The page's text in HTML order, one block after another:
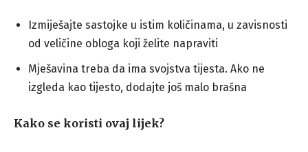
Izmiješajte sastojke u istim količinama, u zavisnosti
od veličine obloga koji želite napraviti
Mješavina treba da ima svojstva tijesta. Ako ne
izgleda kao tijesto, dodajte još malo brašna
Kako se koristi ovaj lijek?